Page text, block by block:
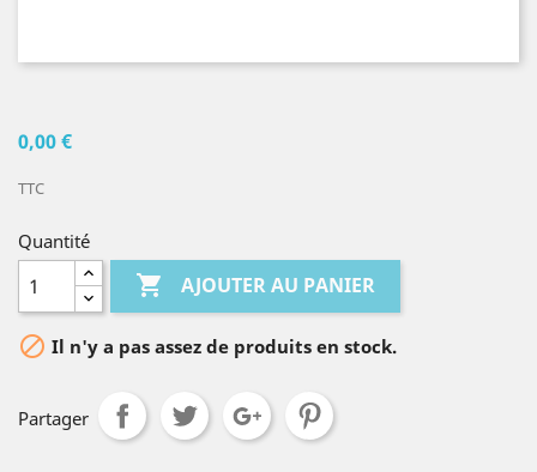
0,00 €
TTC
Quantité
 AJOUTER AU PANIER
 Il n'y a pas assez de produits en stock.
Partager